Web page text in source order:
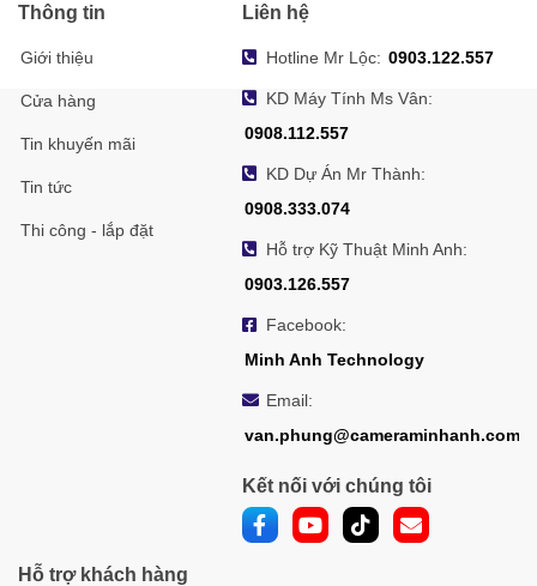
Thông tin
Giới thiệu
Cửa hàng
Tin khuyến mãi
Tin tức
Thi công - lắp đặt
Liên hệ
Hotline Mr Lộc: 0903.122.557
KD Máy Tính Ms Vân:
0908.112.557
KD Dự Án Mr Thành:
0908.333.074
Hỗ trợ Kỹ Thuật Minh Anh:
0903.126.557
Facebook:
Minh Anh Technology
Email:
van.phung@cameraminhanh.com
Kết nối với chúng tôi
Hỗ trợ khách hàng